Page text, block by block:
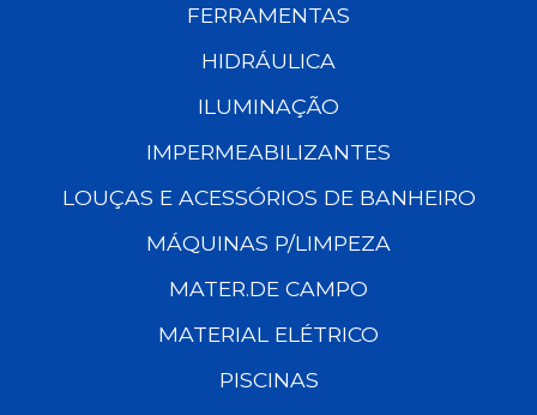
FERRAMENTAS
HIDRÁULICA
ILUMINAÇÃO
IMPERMEABILIZANTES
LOUÇAS E ACESSÓRIOS DE BANHEIRO
MÁQUINAS P/LIMPEZA
MATER.DE CAMPO
MATERIAL ELÉTRICO
PISCINAS